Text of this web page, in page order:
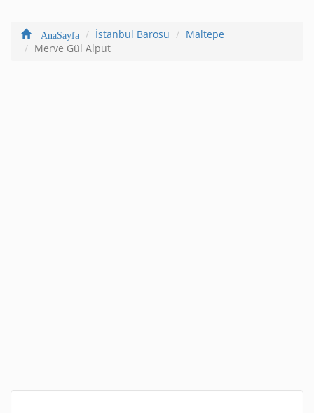
AnaSayfa İstanbul Barosu
Maltepe
Merve Gül Alput